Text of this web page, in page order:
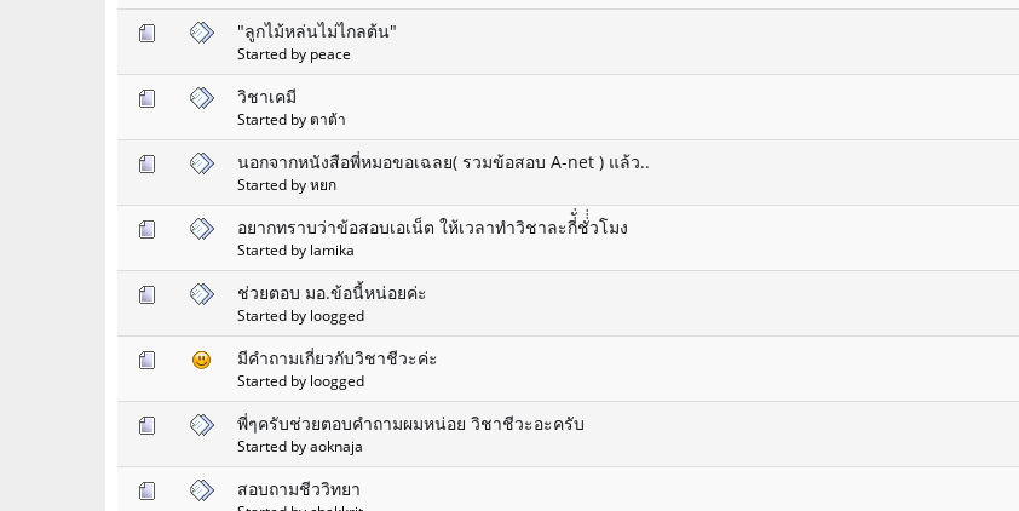
"ลูกไม้หล่นไม่ไกลต้น"
Started by peace
วิชาเคมี
Started by ตาต้า
นอกจากหนังสือพี่หมอขอเฉลย( รวมข้อสอบ A-net ) แล้ว..
Started by หยก
อยากทราบว่าข้อสอบเอเน็ต ให้เวลาทำวิชาละกี่ั่ชั่่่วโมง
Started by lamika
ช่วยตอบ มอ.ข้อนี้หน่อยค่ะ
Started by loogged
มีคำถามเกี่ยวกับวิชาชีวะค่ะ
Started by loogged
พี่ๆครับช่วยตอบคำถามผมหน่อย วิชาชีวะอะครับ
Started by aoknaja
สอบถามชีววิทยา